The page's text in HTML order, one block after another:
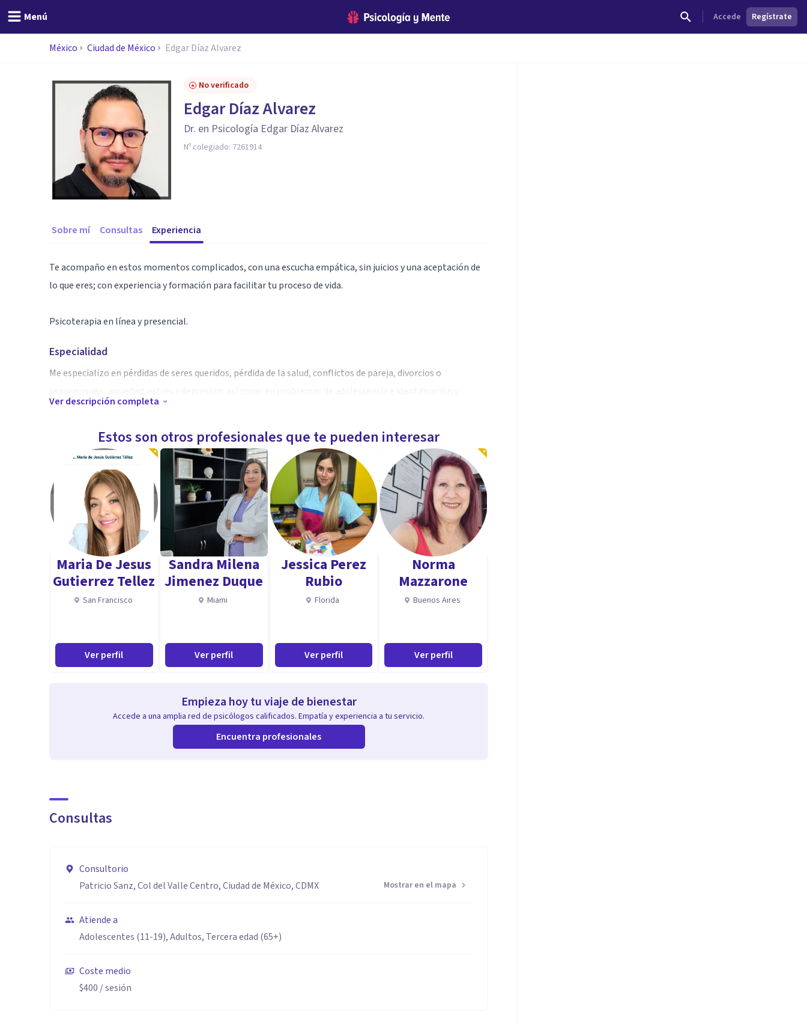
Menú Accede Regístrate
México Ciudad de México Edgar Díaz Alvarez
No verificado
Edgar Díaz Alvarez
Dr. en Psicología Edgar Díaz Alvarez
Nº colegiado: 7261914
Sobre mí Consultas Experiencia
Te acompaño en estos momentos complicados, con una escucha empática, sin juicios y una aceptación de
lo que eres; con experiencia y formación para facilitar tu proceso de vida.
Psicoterapia en línea y presencial.
Especialidad
Me especializo en pérdidas de seres queridos, pérdida de la salud, conflictos de pareja, divorcios o
canalización de trastornos del neurodesarrollo.
Escucha empática.
Comprensión.
Entendimiento.
Acompañamiento.
Facilitación de procesos de vida.
Experiencia.
Formación académica.
Atención profesional.
Ver descripción completa
Estos son otros profesionales que te pueden interesar
Maria De Jesus
Gutierrez Tellez
San Francisco
Ver perfil
Sandra Milena
Jimenez Duque
Miami
Ver perfil
Jessica Perez
Rubio
Florida
Ver perfil
Norma
Mazzarone
Buenos Aires
Ver perfil
Empieza hoy tu viaje de bienestar
Accede a una amplia red de psicólogos calificados. Empatía y experiencia a tu servicio.
Encuentra profesionales
Consultas
Consultorio
Patricio Sanz, Col del Valle Centro, Ciudad de México, CDMX
Mostrar en el mapa
Atiende a
Adolescentes (11-19), Adultos, Tercera edad (65+)
Coste medio
$400 / sesión